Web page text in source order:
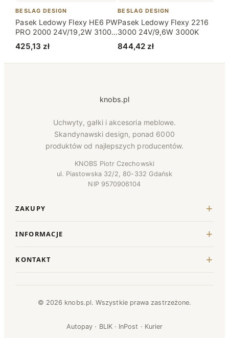
BESLAG DESIGN
Pasek Ledowy Flexy HE6 PW
PRO 2000 24V/19,2W 3100K
bez Taśmy
425,13 zł
BESLAG DESIGN
Pasek Ledowy Flexy 2216
3000 24V/9,6W 3000K
844,42 zł
knobs.pl
Uchwyty, gałki i akcesoria meblowe.
Skandynawski design, ponad 6000
produktów od najlepszych producentów.
KNOBS Piotr Czechowski
ul. Piastowska 32/2, 80-332 Gdańsk
NIP 9570906104
ZAKUPY
INFORMACJE
KONTAKT
© 2026 knobs.pl. Wszystkie prawa zastrzeżone.
Autopay · BLIK · InPost · Kurier